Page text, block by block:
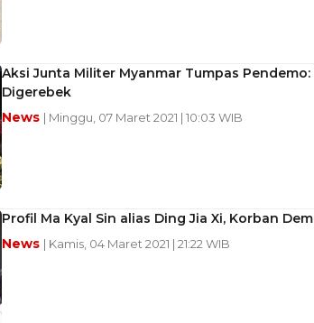
Aksi Junta Militer Myanmar Tumpas
Digerebek
News | Minggu, 07 Maret 2021 | 10:03 WIB
Profil Ma Kyal Sin alias Ding Jia Xi, Korban
News | Kamis, 04 Maret 2021 | 21:22 WIB